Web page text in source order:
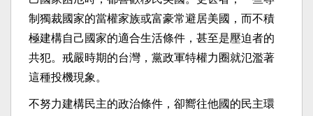
制獨裁國家的當權家族或富豪常避居美國，而不積
極建構自己國家的適合生活條件，甚至是壓迫者的
共犯。戒嚴時期的台灣，黨政軍特權力圈就氾濫著
這種投機現象。
不努力建構民主的政治條件，卻嚮往他國的民主環